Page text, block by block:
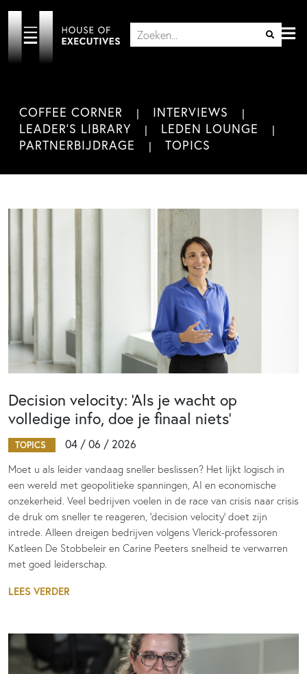
COFFEE CORNER
INTERVIEWS
LEADER'S LIBRARY
LEDEN LOUNGE
PARTNERBIJDRAGE
TOPICS
Decision velocity: ‘Als je wacht op
volledige info, doe je finaal niets’
TOPICS 04 / 06 / 2026
Moet u als leider vandaag sneller beslissen? Het lijkt logisch in
een wereld met geopolitieke spanningen, AI en economische
onzekerheid. Veel bedrijven voelen in de race van crisis naar crisis
de druk om sneller te reageren, ‘decision velocity’ doet zijn
intrede. Alleen dreigen bedrijven volgens Vlerick-professoren
Katleen De Stobbeleir en Carine Peeters snelheid te verwarren
met goed leiderschap.
LEES VERDER